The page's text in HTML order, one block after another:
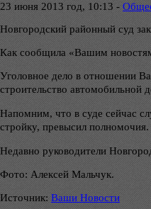
23 июня 2013 год, 10:13 -
Новгородский районный суд
Как сообщила «Вашим
Уголовное дело в отношении
строительство автомобильной
Напомним, что в суде сейчас
стройку, превысил
Недавно руководители
Фото: Алексей Мальчук.
Источник: Ваши Новости